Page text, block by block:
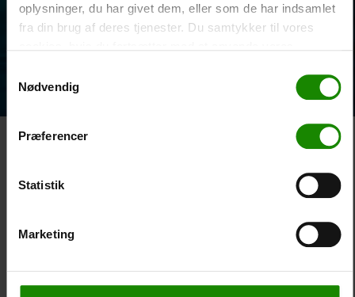
oplysninger, du har givet dem, eller som de har indsamlet
fra din brug af deres tjenester. Du samtykker til vores
Nødvendig
Præferencer
Statistik
Marketing
Contact us today
Do you have any questions? We are always ready to help you.
Silkeborg Kanocenter
Tel: +45 86 80 30 03
CVR no.: 26469988